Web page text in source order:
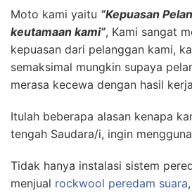
Moto kami yaitu “Kepuasan
keutamaan kami”, Kami sangat
kepuasan dari pelanggan kami,
semaksimal mungkin supaya
merasa kecewa dengan hasil
Itulah beberapa alasan kenapa
tengah Saudara/i, ingin
Tidak hanya instalasi sistem
menjual rockwool peredam suara